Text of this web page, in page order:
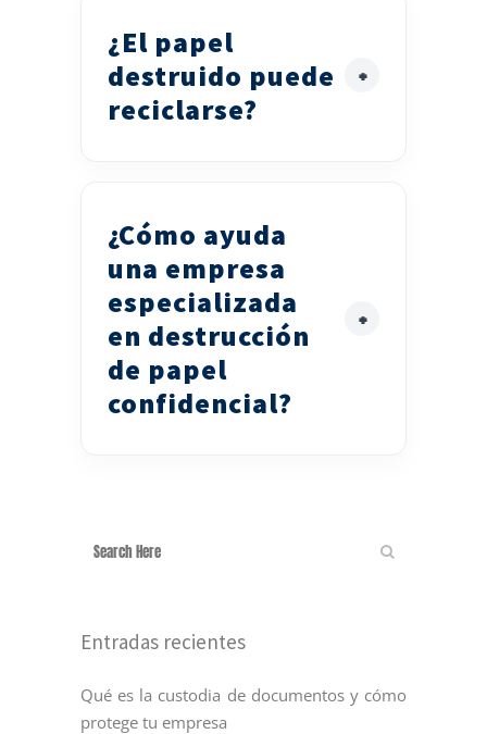
¿El papel
destruido puede
reciclarse?
¿Cómo ayuda
una empresa
especializada
en destrucción
de papel
confidencial?
Entradas recientes
Qué es la custodia de documentos y cómo
protege tu empresa